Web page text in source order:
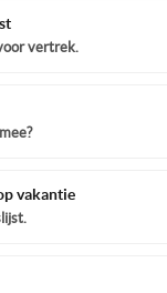
vertrek.
vakantie